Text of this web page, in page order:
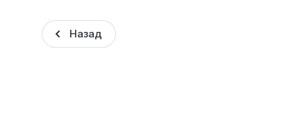
Назад